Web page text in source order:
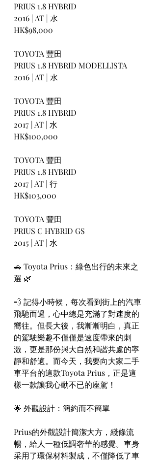
PRIUS 1.8 HYBRID
2016 | AT | 水
HK$98,000
TOYOTA 豐田
PRIUS 1.8 HYBRID MODELLISTA
2016 | AT | 水
TOYOTA 豐田
PRIUS 1.8 HYBRID
2017 | AT | 水
HK$100,000
TOYOTA 豐田
PRIUS 1.8 HYBRID
2017 | AT | 行
HK$103,000
TOYOTA 豐田
PRIUS C HYBRID GS
2015 | AT | 水
🚗 Toyota Prius：綠色出行的未來之
選 🌿
💨 記得小時候，每次看到街上的汽車
飛馳而過，心中總是充滿了對速度的
嚮往。但長大後，我漸漸明白，真正
的駕駛樂趣不僅僅是速度帶來的刺
激，更是那份與大自然和諧共處的寧
靜和舒適。而今天，我要向大家二手
車平台的這款Toyota Prius，正是這
樣一款讓我心動不已的座駕！
🌟 外觀設計：簡約而不簡單
Prius的外觀設計簡潔大方，綫條流
暢，給人一種低調奢華的感覺。車身
采用了環保材料製成，不僅降低了車